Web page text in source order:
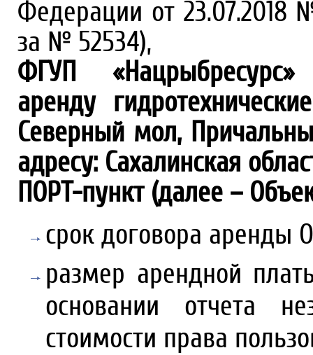
Федерации от 23.07.2018
за № 52534),
ФГУП
аренду
Северный мол,
адресу: Сахалинская
ПОРТ-пункт (далее –
срок договора аренды
размер арендной
основании отчета
стоимости права